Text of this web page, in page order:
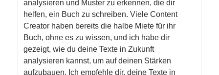
analysieren und Muster zu erkennen, die dir
helfen, ein Buch zu schreiben. Viele Content
Creator haben bereits die halbe Miete für ihr
Buch, ohne es zu wissen, und ich habe dir
gezeigt, wie du deine Texte in Zukunft
analysieren kannst, um auf deinen Stärken
aufzubauen. Ich empfehle dir, deine Texte in